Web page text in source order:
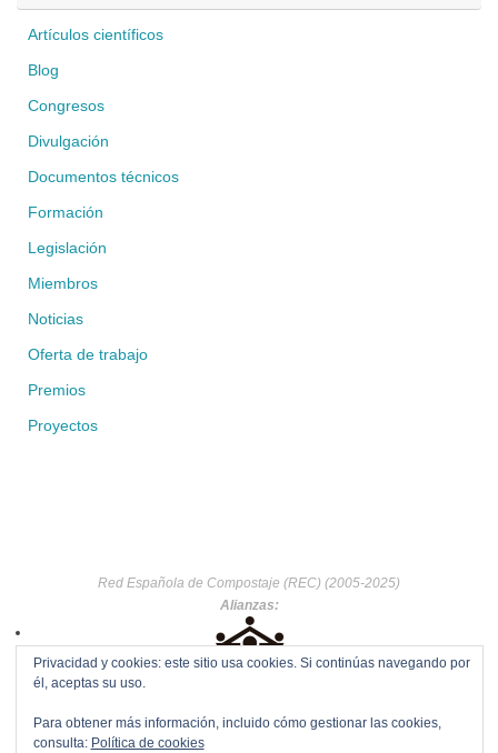
Artículos científicos
Blog
Congresos
Divulgación
Documentos técnicos
Formación
Legislación
Miembros
Noticias
Oferta de trabajo
Premios
Proyectos
Red Española de Compostaje (REC) (2005-2025)
Alianzas:
Privacidad y cookies: este sitio usa cookies. Si continúas navegando por
él, aceptas su uso.
Para obtener más información, incluido cómo gestionar las cookies,
consulta: Política de cookies